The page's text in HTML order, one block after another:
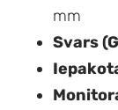
mm
Svars